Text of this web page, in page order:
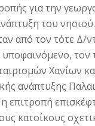
για την
του
από τον τότε Δ/
τον
Χανίων
ανάπτυξης
επιτροπή
κατοίκους